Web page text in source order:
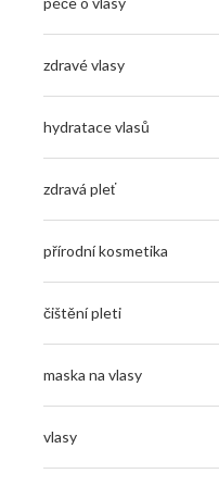
zdravé vlasy
hydratace vlasů
zdravá pleť
přírodní kosmetika
čištění pleti
maska na vlasy
vlasy